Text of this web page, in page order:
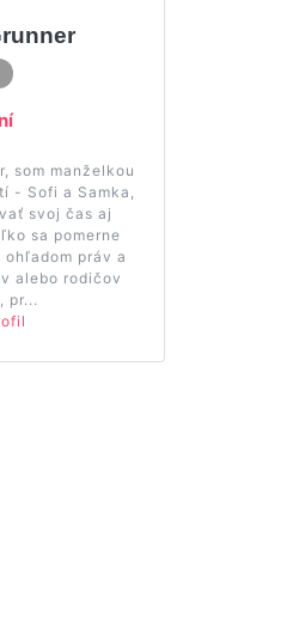
som manželkou
- Sofi a Samka,
svoj čas aj
sa pomerne
práv a
alebo rodičov
pr...